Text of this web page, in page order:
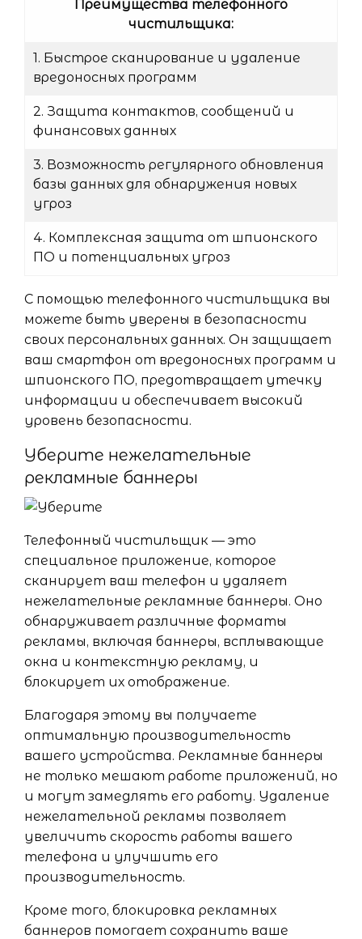
Преимущества телефонного
чистильщика:
1. Быстрое сканирование и удаление
вредоносных программ
2. Защита контактов, сообщений и
финансовых данных
3. Возможность регулярного обновления
базы данных для обнаружения новых
угроз
4. Комплексная защита от шпионского
ПО и потенциальных угроз
С помощью телефонного чистильщика вы
можете быть уверены в безопасности
своих персональных данных. Он защищает
ваш смартфон от вредоносных программ и
шпионского ПО, предотвращает утечку
информации и обеспечивает высокий
уровень безопасности.
Уберите нежелательные
рекламные баннеры
Телефонный чистильщик — это
специальное приложение, которое
сканирует ваш телефон и удаляет
нежелательные рекламные баннеры. Оно
обнаруживает различные форматы
рекламы, включая баннеры, всплывающие
окна и контекстную рекламу, и
блокирует их отображение.
Благодаря этому вы получаете
оптимальную производительность
вашего устройства. Рекламные баннеры
не только мешают работе приложений, но
и могут замедлять его работу. Удаление
нежелательной рекламы позволяет
увеличить скорость работы вашего
телефона и улучшить его
производительность.
Кроме того, блокировка рекламных
баннеров помогает сохранить ваше